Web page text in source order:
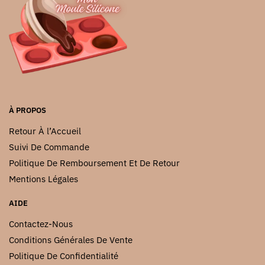
peuvent
être
choisies
sur
produit
À PROPOS
Retour À l’Accueil
Suivi De Commande
Politique De Remboursement Et De Retour
Mentions Légales
AIDE
Contactez-Nous
Conditions Générales De Vente
Politique De Confidentialité